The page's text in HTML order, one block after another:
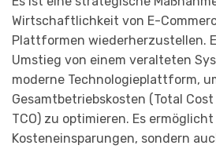
Wirtschaftlichkeit von E-
Plattformen wiederherzustellen.
Umstieg von einem veralteten
moderne Technologieplattform,
Gesamtbetriebskosten (Total
TCO) zu optimieren. Es
Kosteneinsparungen, sondern